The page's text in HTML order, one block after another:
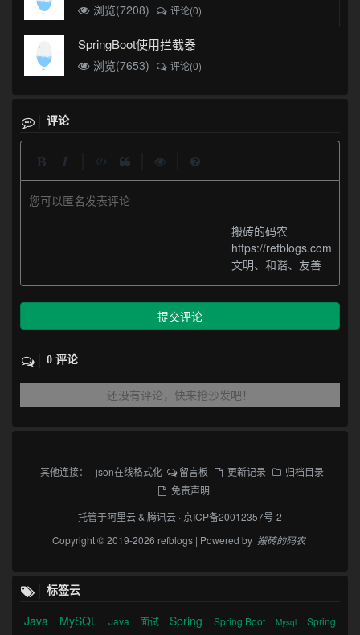
浏览(7208)
评论(0)
SpringBoot使用拦截器
浏览(7653) 评论(0)
评论
您可以匿名发表评论
搬砖的码农
https://refblogs.com
文明、和谐、友善
提交评论
0 评论
还没有评论，快来抢沙发吧！
其他连接： json在线格式化 留言板 更新记录
归档目录
免责声明
托管于阿里云& 腾讯云 ·京ICP备20012357号-2
Copyright © 2019-2026 refblogs | Powered by 搬砖的码农
标签云
Java MySQL Java 面试 Spring Spring Boot Mysql Spring